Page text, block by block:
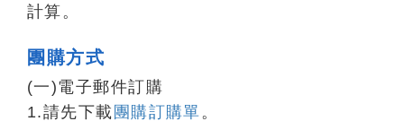
計算。
團購方式
(一)電子郵件訂購
1.請先下載 團購訂購單。